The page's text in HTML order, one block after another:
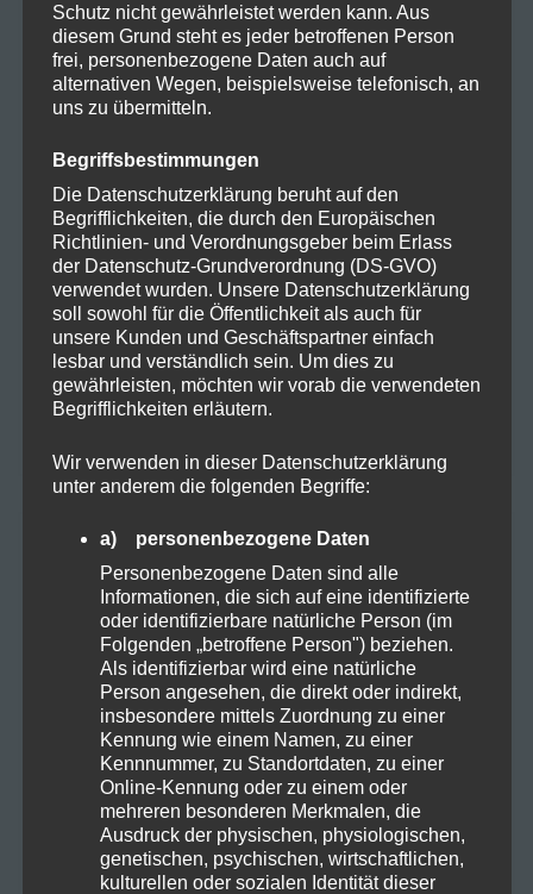
Neueste Kommentare
MaikezuFrohe Ostern mit einer Prise
Hanfzauber!
Jan zu
Frohe Ostern mit einer Prise
Hartmut K.zuWarum Hanf in deinen
Speiseplan gehört!
Marlene H.zuWarum Hanf in deinen
Speiseplan gehört!
GreenThumbGuruzuDer Weg zum
erfolgreichen Cannabisanbau
Archive
Oktober 2025
August 2024
Juli 2024
Juni 2024
Mai 2024
Schutz nicht gewährleistet werden kann. Aus
diesem Grund steht es jeder betroffenen Person
frei, personenbezogene Daten auch auf
alternativen Wegen, beispielsweise telefonisch, an
uns zu übermitteln.
Begriffsbestimmungen
Die Datenschutzerklärung beruht auf den
Begrifflichkeiten, die durch den Europäischen
Richtlinien- und Verordnungsgeber beim Erlass
der Datenschutz-Grundverordnung (DS-GVO)
verwendet wurden. Unsere Datenschutzerklärung
soll sowohl für die Öffentlichkeit als auch für
unsere Kunden und Geschäftspartner einfach
lesbar und verständlich sein. Um dies zu
gewährleisten, möchten wir vorab die verwendeten
Begrifflichkeiten erläutern.
Wir verwenden in dieser Datenschutzerklärung
unter anderem die folgenden Begriffe:
a) personenbezogene Daten
Personenbezogene Daten sind alle
Informationen, die sich auf eine identifizierte
oder identifizierbare natürliche Person (im
Folgenden „betroffene Person") beziehen.
Als identifizierbar wird eine natürliche
Person angesehen, die direkt oder indirekt,
insbesondere mittels Zuordnung zu einer
Kennung wie einem Namen, zu einer
Kennnummer, zu Standortdaten, zu einer
Online-Kennung oder zu einem oder
mehreren besonderen Merkmalen, die
Ausdruck der physischen, physiologischen,
genetischen, psychischen, wirtschaftlichen,
kulturellen oder sozialen Identität dieser